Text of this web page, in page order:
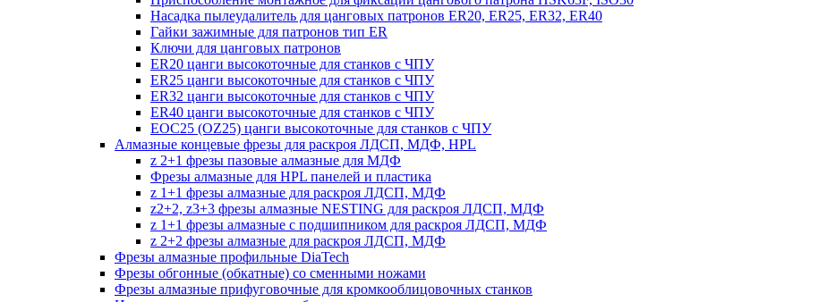
Насадка пылеудалитель для цанговых патронов ER20, ER25, ER32, ER40
Гайки зажимные для патронов тип ER
Ключи для цанговых патронов
ER20 цанги высокоточные для станков с ЧПУ
ER25 цанги высокоточные для станков с ЧПУ
ER32 цанги высокоточные для станков с ЧПУ
ER40 цанги высокоточные для станков с ЧПУ
EOC25 (OZ25) цанги высокоточные для станков с ЧПУ
Алмазные концевые фрезы для раскроя ЛДСП, МДФ, HPL
z 2+1 фрезы пазовые алмазные для МДФ
Фрезы алмазные для HPL панелей и пластика
z 1+1 фрезы алмазные для раскроя ЛДСП, МДФ
z2+2, z3+3 фрезы алмазные NESTING для раскроя ЛДСП, МДФ
z 1+1 фрезы алмазные с подшипником для раскроя ЛДСП, МДФ
z 2+2 фрезы алмазные для раскроя ЛДСП, МДФ
Фрезы алмазные профильные DiaTech
Фрезы обгонные (обкатные) со сменными ножами
Фрезы алмазные прифуговочные для кромкооблицовочных станков